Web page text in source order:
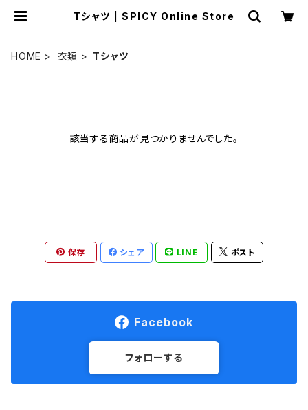
Tシャツ | SPICY Online Store
HOME 衣類 Tシャツ
該当する商品が見つかりませんでした。
保存 シェア LINE ポスト
Facebook
フォローする